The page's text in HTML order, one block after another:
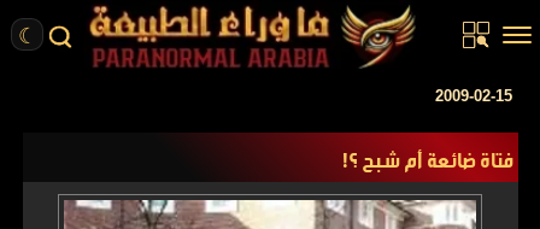
☾
الرئيسية
قصص واقعية
2009-02-15
فتاة ضائعة أم شبح ؟!